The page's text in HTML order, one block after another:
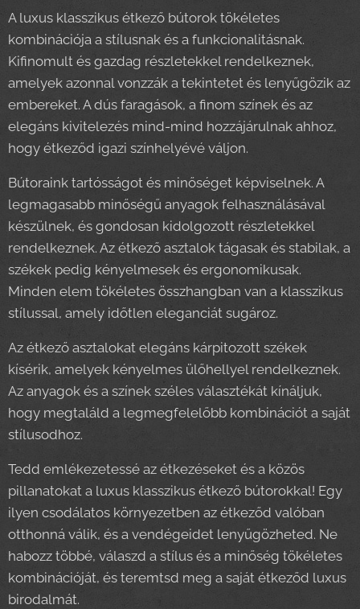
A luxus klasszikus étkező bútorok tökéletes
kombinációja a stílusnak és a funkcionalitásnak.
Kifinomult és gazdag részletekkel rendelkeznek,
amelyek azonnal vonzzák a tekintetet és lenyűgözik az
embereket. A dús faragások, a finom színek és az
elegáns kivitelezés mind-mind hozzájárulnak ahhoz,
hogy étkeződ igazi színhelyévé váljon.
Bútoraink tartósságot és minőséget képviselnek. A
legmagasabb minőségű anyagok felhasználásával
készülnek, és gondosan kidolgozott részletekkel
rendelkeznek. Az étkező asztalok tágasak és stabilak, a
székek pedig kényelmesek és ergonomikusak.
Minden elem tökéletes összhangban van a klasszikus
stílussal, amely időtlen eleganciát sugároz.
Az étkező asztalokat elegáns kárpitozott székek
kísérik, amelyek kényelmes ülőhellyel rendelkeznek.
Az anyagok és a színek széles választékát kínáljuk,
hogy megtaláld a legmegfelelőbb kombinációt a saját
stílusodhoz.
Tedd emlékezetessé az étkezéseket és a közös
pillanatokat a luxus klasszikus étkező bútorokkal! Egy
ilyen csodálatos környezetben az étkeződ valóban
otthonná válik, és a vendégeidet lenyűgözheted. Ne
habozz többé, válaszd a stílus és a minőség tökéletes
kombinációját, és teremtsd meg a saját étkeződ luxus
birodalmát.